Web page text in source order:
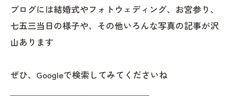
ブログには結婚式やフォトウェディング、お宮参り、
七五三当日の様子や、その他いろんな写真の記事が沢
山あります
ぜひ、Googleで検索してみてくださいね